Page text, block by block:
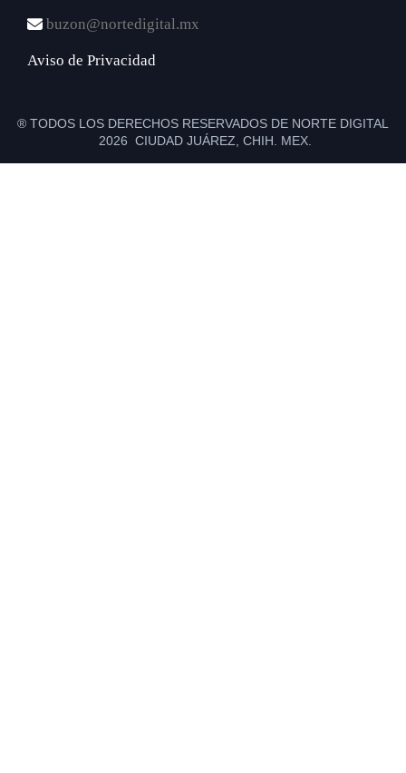
buzon@nortedigital.mx
Aviso de Privacidad
® TODOS LOS DERECHOS RESERVADOS DE NORTE DIGITAL
2026 CIUDAD JUÁREZ, CHIH. MEX.